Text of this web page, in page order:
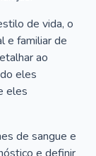
de vida, o
e familiar de
ao
eles
eles
de sangue e